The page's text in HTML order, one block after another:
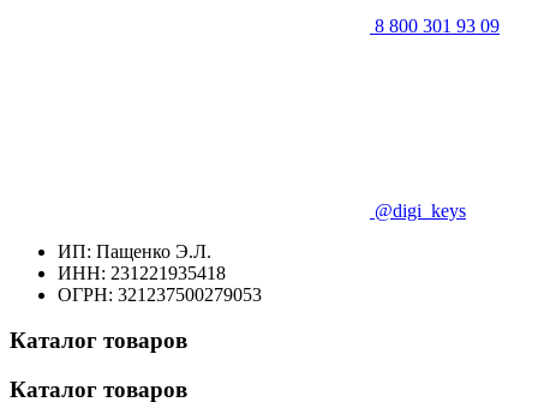
8 800 301 93 09
@digi_keys
ИП: Пащенко Э.Л.
ИНН: 231221935418
ОГРН: 321237500279053
Каталог товаров
Каталог товаров